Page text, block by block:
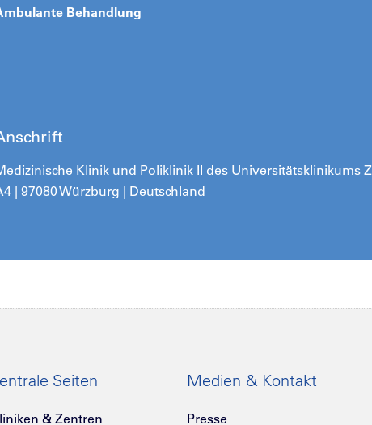
Behandlung
Klinik und Poliklinik II des Universitätsklinikums
| 97080 Würzburg | Deutschland
Seiten
& Zentren
Medien & Kontakt
Presse